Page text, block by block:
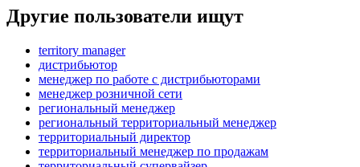
Другие пользователи ищут
territory manager
дистрибьютор
менеджер по работе с дистрибьюторами
менеджер розничной сети
региональный менеджер
региональный территориальный менеджер
территориальный директор
территориальный менеджер по продажам